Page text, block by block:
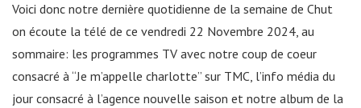
Voici donc notre dernière quotidienne de la semaine de Chut
on écoute la télé de ce vendredi 22 Novembre 2024, au
sommaire: les programmes TV avec notre coup de coeur
consacré à “Je m’appelle charlotte” sur TMC, l’info média du
jour consacré à l’agence nouvelle saison et notre album de la